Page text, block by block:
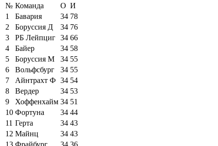
№ Команда О И
1
Бавария 34 78
2
Боруссия Д 34 76
3
РБ Лейпциг 34 66
4
Байер 34 58
5
Боруссия М 34 55
6
Вольфсбург 34 55
7
Айнтрахт Ф 34 54
8
Вердер 34 53
9
Хоффенхайм 34 51
10 Фортуна 34 44
11 Герта 34 43
12 Майнц 34 43
13 Фрайбург 34 36